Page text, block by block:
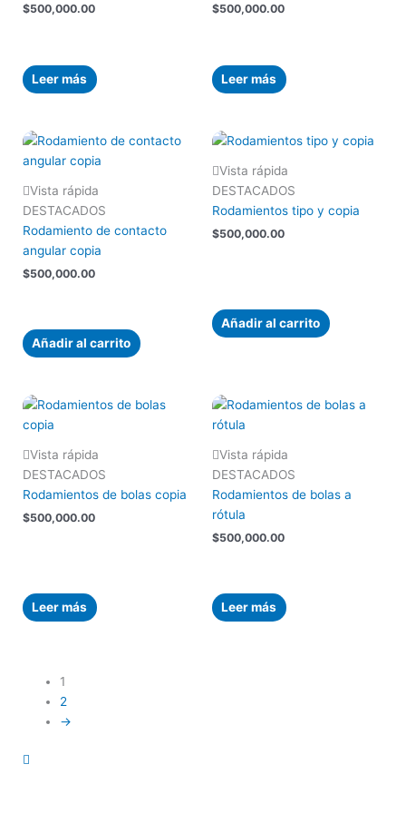
$500,000.00
Leer más
$500,000.00
Leer más
Vista rápida
DESTACADOS
Rodamiento de contacto
angular copia
$500,000.00
Añadir al carrito
Vista rápida
DESTACADOS
Rodamientos tipo y copia
$500,000.00
Añadir al carrito
Vista rápida
DESTACADOS
Rodamientos de bolas copia
$500,000.00
Leer más
Vista rápida
DESTACADOS
Rodamientos de bolas a
rótula
$500,000.00
Leer más
1
2
→